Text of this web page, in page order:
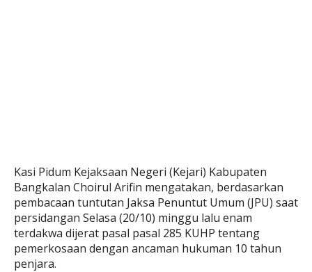
Kasi Pidum Kejaksaan Negeri (Kejari) Kabupaten
Bangkalan Choirul Arifin mengatakan, berdasarkan
pembacaan tuntutan Jaksa Penuntut Umum (JPU) saat
persidangan Selasa (20/10) minggu lalu enam
terdakwa dijerat pasal pasal 285 KUHP tentang
pemerkosaan dengan ancaman hukuman 10 tahun
penjara.